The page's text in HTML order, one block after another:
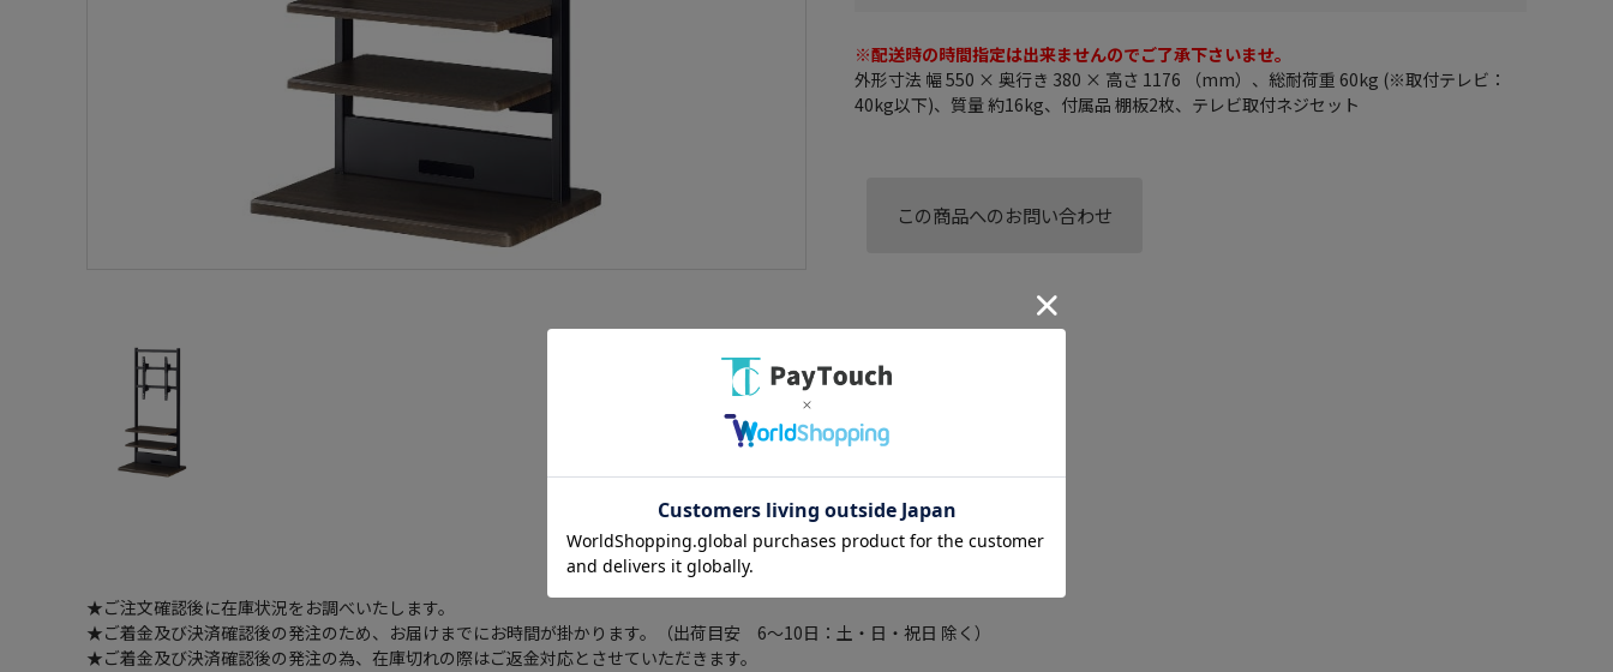
※配送時の時間指定は出来ませんのでご了承下さいませ。
外形寸法 幅 550 × 奥行き 380 × 高さ 1176 （mm）、総耐荷重 60kg (※取付テレビ：
40kg以下)、質量 約16kg、付属品 棚板2枚、テレビ取付ネジセット
この商品へのお問い合わせ
★ご注文確認後に在庫状況をお調べいたします。
★ご着金及び決済確認後の発注のため、お届けまでにお時間が掛かります。（出荷目安 6～10日：土・日・祝日 除く）
★ご着金及び決済確認後の発注の為、在庫切れの際はご返金対応とさせていただきます。